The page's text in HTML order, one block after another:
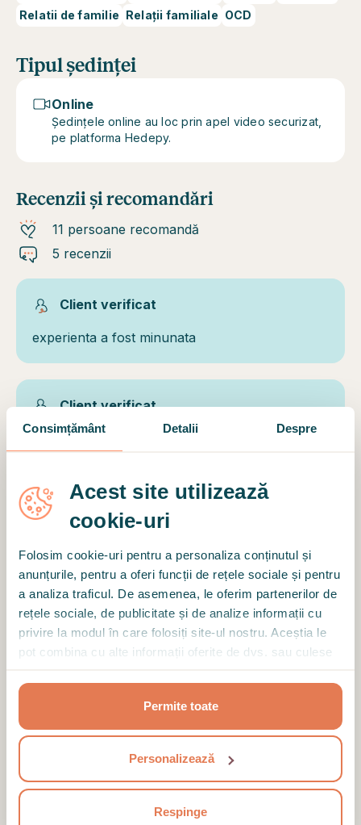
Consimțământ Detalii Despre
Acest site utilizează
cookie-uri
Folosim cookie-uri pentru a personaliza conținutul și
anunțurile, pentru a oferi funcții de rețele sociale și pentru
a analiza traficul. De asemenea, le oferim partenerilor de
rețele sociale, de publicitate și de analize informații cu
privire la modul în care folosiți site-ul nostru. Aceștia le
pot combina cu alte informații oferite de dvs. sau culese
Permite toate
Personalizează
Respinge
Relatii de familie Relații familiale OCD
Tipul ședinței
Online
Ședințele online au loc prin apel video securizat,
pe platforma Hedepy.
Recenzii și recomandări
11 persoane recomandă
5 recenzii
Client verificat
experienta a fost minunata
Client verificat
Prima sedinta de terapie care a decurs minunat!
O persoana calda, atenta si prezenta pe tot
parcursul sedintei. Poti simti liniste si pace in
vocea ei. Recomand cu drag.
ARATĂ MAI MULTE REVIEW-URI
Motto
Sunt aici să contribui să creăm condițiile,